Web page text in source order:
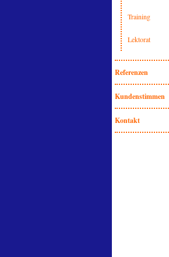
Training
Lektorat
Referenzen
Kundenstimmen
Kontakt